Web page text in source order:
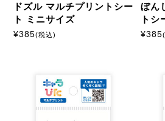
ドズル マルチプリントシー
ト ミニサイズ
¥385(税込)
ぼん
トシ
¥385